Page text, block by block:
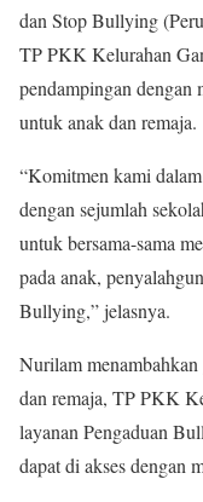
dan Stop Bullying
TP PKK Kelurahan
pendampingan dengan
untuk anak dan remaja.
“Komitmen kami
dengan sejumlah
untuk bersama-sama
pada anak,
Bullying,” jelasnya.
Nurilam
dan remaja, TP PKK
layanan Pengaduan
dapat di akses dengan